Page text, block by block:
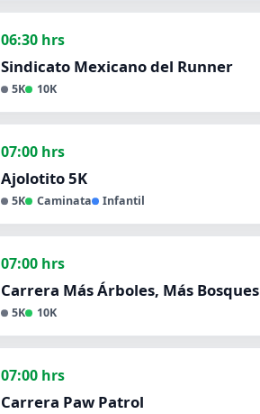
06:30 hrs
Sindicato Mexicano del Runner
5K 10K
07:00 hrs
Ajolotito 5K
5K Caminata Infantil
07:00 hrs
Carrera Más Árboles, Más Bosques
5K 10K
07:00 hrs
Carrera Paw Patrol